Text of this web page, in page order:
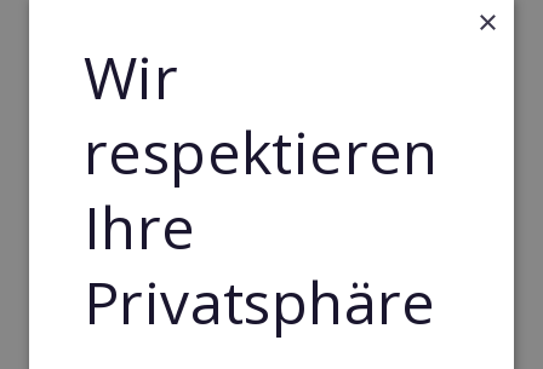
Top Franchise-Konzepte
Homeoffice Franchises
Teilzeit-Franchise
Internationale Unternehmen
×
Wir
respektieren
Ihre
Privatsphäre